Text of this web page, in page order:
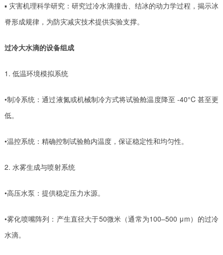
▪ 灾害机理科学研究‌：研究过冷水滴撞击、结冰的动力学过程，揭示冰
脊形成规律，为防灾减灾技术提供实验支撑。
过冷大水滴的设备组成
1. 低温环境模拟系统
•制冷系统：通过液氮或机械制冷方式将试验舱温度降至 -40°C 甚至更
低。
•温控系统：精确控制试验舱内温度，保证稳定性和均匀性。
2. 水雾生成与喷射系统
•高压水泵：提供稳定压力水源。
•雾化喷嘴阵列：产生直径大于50微米（通常为100–500 μm）的过冷
水滴。